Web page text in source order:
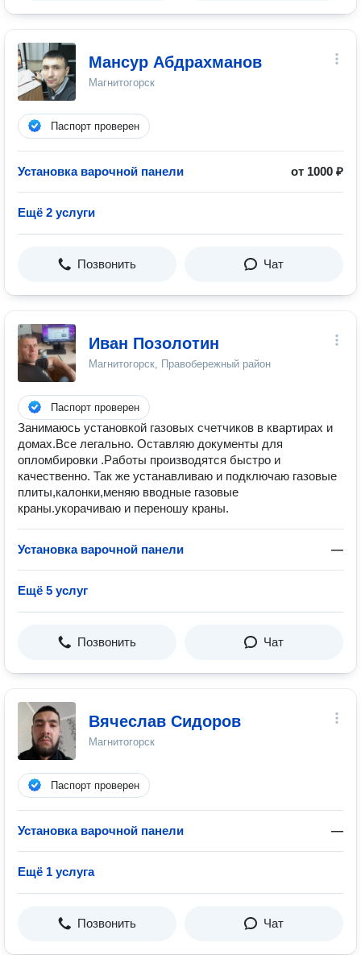
Мансур Абдрахманов
Магнитогорск
Паспорт проверен
Установка варочной панели от 1000 ₽
Ещё 2 услуги
Позвонить Чат
Иван Позолотин
Магнитогорск, Правобережный район
Паспорт проверен
Занимаюсь установкой газовых счетчиков в квартирах и
домах.Все легально. Оставляю документы для
опломбировки .Работы производятся быстро и
качественно. Так же устанавливаю и подключаю газовые
плиты,калонки,меняю вводные газовые
краны.укорачиваю и переношу краны.
Установка варочной панели —
Ещё 5 услуг
Позвонить Чат
Вячеслав Сидоров
Магнитогорск
Паспорт проверен
Установка варочной панели —
Ещё 1 услуга
Позвонить Чат